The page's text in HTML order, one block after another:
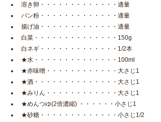
溶き卵・・・・・・・・・・・・・適量
パン粉・・・・・・・・・・・・・適量
揚げ油・・・・・・・・・・・・・適量
白菜・・・・・・・・・・・・・・150g
白ネギ・・・・・・・・・・・・・1/2本
★水・・・・・・・・・・・・・・100ml
★赤味噌・・・・・・・・・・・・大さじ1
★酒・・・・・・・・・・・・・・大さじ1
★みりん・・・・・・・・・・・・大さじ1
★めんつゆ(2倍濃縮) ・・・・・・小さじ1
★砂糖・・・・・・・・・・・・・小さじ1/2